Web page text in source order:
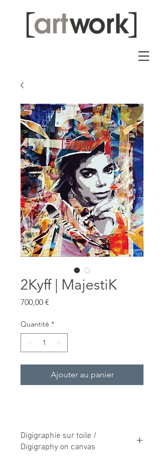
2Kyff | MajestiK
700,00 €
Quantité *
Ajouter au panier
Digigraphie sur toile /
Digigraphy on canvas